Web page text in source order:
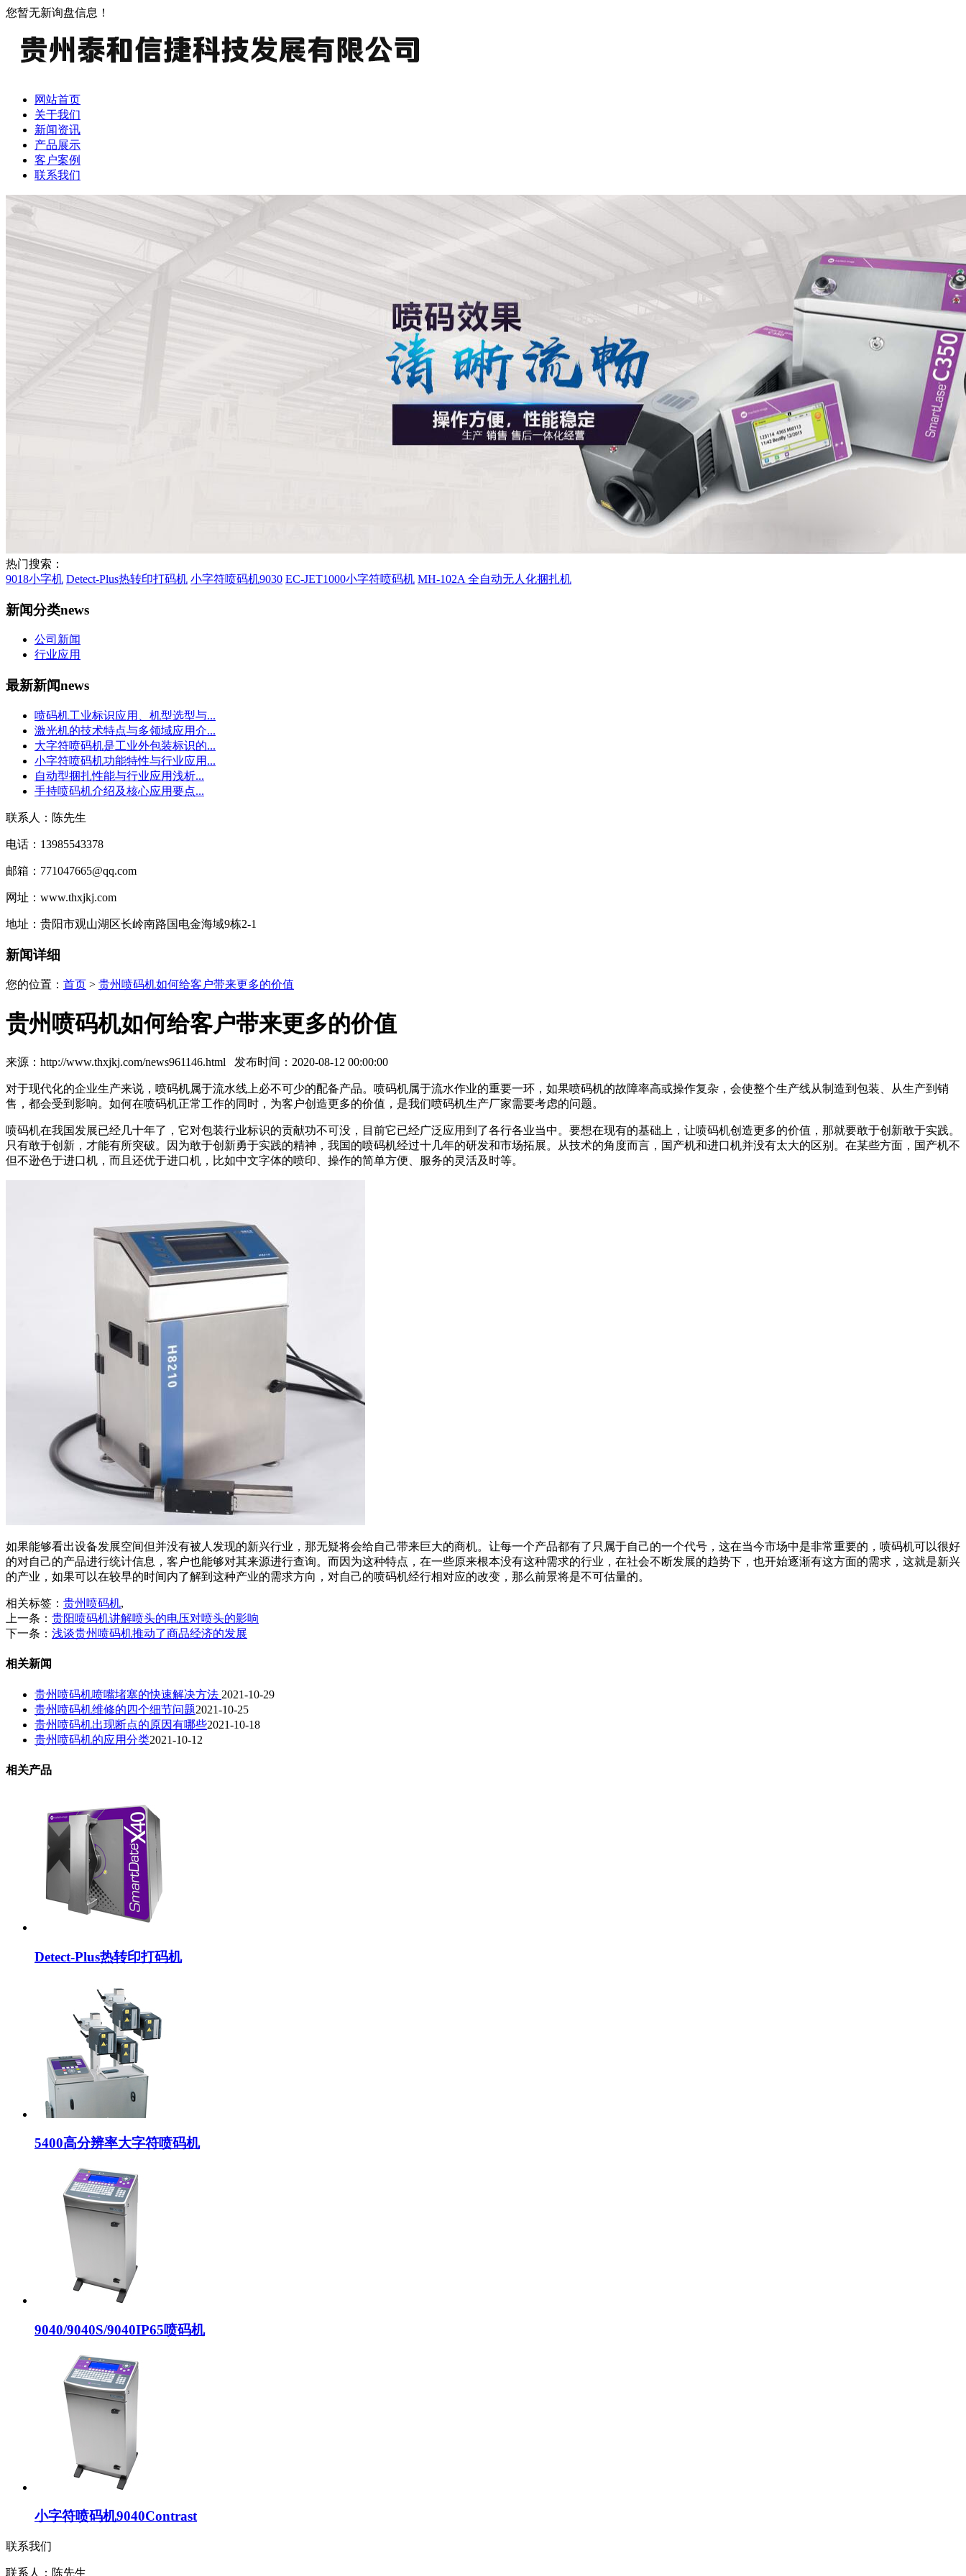
您暂无新询盘信息！
网站首页
关于我们
新闻资讯
产品展示
客户案例
联系我们
热门搜索：
9018小字机 Detect-Plus热转印打码机 小字符喷码机9030 EC-JET1000小字符喷码机 MH-102A 全自动无人化捆扎机
新闻分类news
公司新闻
行业应用
最新新闻news
喷码机工业标识应用、机型选型与...
激光机的技术特点与多领域应用介...
大字符喷码机是工业外包装标识的...
小字符喷码机功能特性与行业应用...
自动型捆扎性能与行业应用浅析...
手持喷码机介绍及核心应用要点...
联系人：陈先生
电话：13985543378
邮箱：771047665@qq.com
网址：www.thxjkj.com
地址：贵阳市观山湖区长岭南路国电金海域9栋2-1
新闻详细
您的位置： 首页 > 贵州喷码机如何给客户带来更多的价值
贵州喷码机如何给客户带来更多的价值
来源：http://www.thxjkj.com/news961146.html 发布时间：2020-08-12 00:00:00
对于现代化的企业生产来说，喷码机属于流水线上必不可少的配备产品。喷码机属于流水作业的重要一环，如果喷码机的故障率高或操作复杂，会使整个生产线从制造到包装、从生产到销
售，都会受到影响。如何在喷码机正常工作的同时，为客户创造更多的价值，是我们喷码机生产厂家需要考虑的问题。
喷码机在我国发展已经几十年了，它对包装行业标识的贡献功不可没，目前它已经广泛应用到了各行各业当中。要想在现有的基础上，让喷码机创造更多的价值，那就要敢于创新敢于实践。
只有敢于创新，才能有所突破。因为敢于创新勇于实践的精神，我国的喷码机经过十几年的研发和市场拓展。从技术的角度而言，国产机和进口机并没有太大的区别。在某些方面，国产机不
但不逊色于进口机，而且还优于进口机，比如中文字体的喷印、操作的简单方便、服务的灵活及时等。
如果能够看出设备发展空间但并没有被人发现的新兴行业，那无疑将会给自己带来巨大的商机。让每一个产品都有了只属于自己的一个代号，这在当今市场中是非常重要的，喷码机可以很好
的对自己的产品进行统计信息，客户也能够对其来源进行查询。而因为这种特点，在一些原来根本没有这种需求的行业，在社会不断发展的趋势下，也开始逐渐有这方面的需求，这就是新兴
的产业，如果可以在较早的时间内了解到这种产业的需求方向，对自己的喷码机经行相对应的改变，那么前景将是不可估量的。
相关标签： 贵州喷码机,
上一条： 贵阳喷码机讲解喷头的电压对喷头的影响
下一条： 浅谈贵州喷码机推动了商品经济的发展
相关新闻
贵州喷码机喷嘴堵塞的快速解决方法 2021-10-29
贵州喷码机维修的四个细节问题2021-10-25
贵州喷码机出现断点的原因有哪些2021-10-18
贵州喷码机的应用分类2021-10-12
相关产品
Detect-Plus热转印打码机
5400高分辨率大字符喷码机
9040/9040S/9040IP65喷码机
小字符喷码机9040Contrast
联系我们
联系人：陈先生